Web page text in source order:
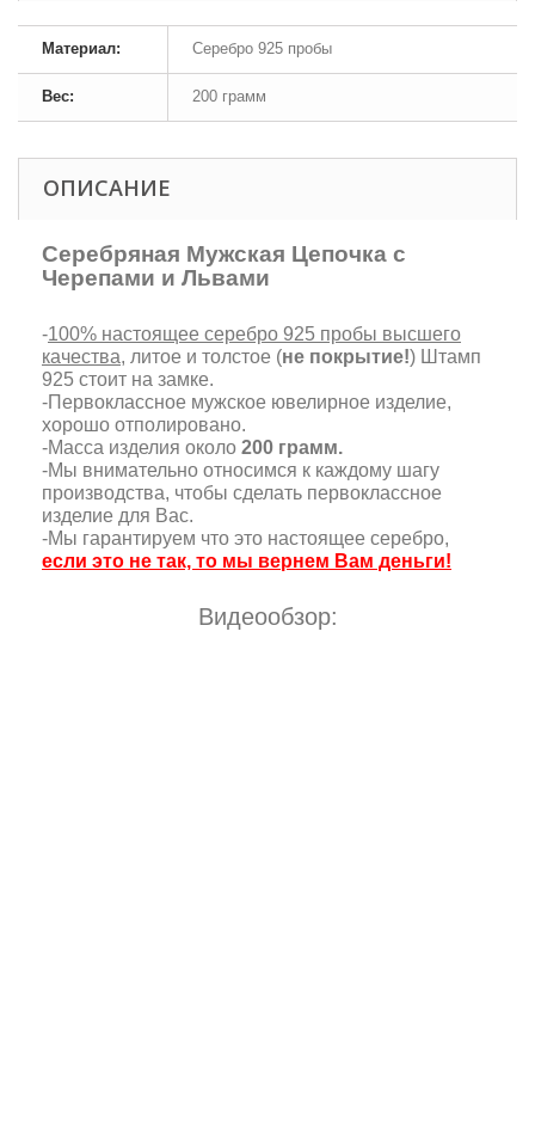
Материал: Серебро 925 пробы
Вес: 200 грамм
ОПИСАНИЕ
Серебряная Мужская Цепочка с
Черепами и Львами
-100% настоящее серебро 925 пробы высшего
качества, литое и толстое (не покрытие!) Штамп
925 стоит на замке.
-Первоклассное мужское ювелирное изделие,
хорошо отполировано.
-Масса изделия около 200 грамм.
-Мы внимательно относимся к каждому шагу
производства, чтобы сделать первоклассное
изделие для Вас.
-Мы гарантируем что это настоящее серебро,
если это не так, то мы вернем Вам деньги!
Видеообзор: